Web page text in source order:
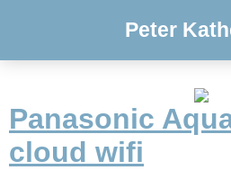
Peter
Panasonic
cloud wifi